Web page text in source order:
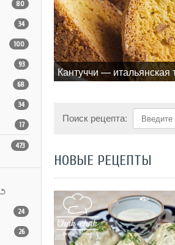
80
34
100
93
68
34
17
473
24
26
Кантуччи — итальянская
Поиск рецепта:
НОВЫЕ РЕЦЕПТЫ